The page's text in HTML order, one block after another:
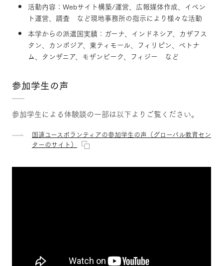
活動内容：Webサイト構築/運営、広報媒体作成、イベン
ト運営、調査 など現地事務所の指示により様々な活動
本学からの派遣国実績：ガーナ、インドネシア、カザフス
タン、カンボジア、東ティモール、フィリピン、ベトナ
ム、タンザニア、モザンビーク、フィジー など
参加学生の声
参加学生による体験談の一部は以下よりご覧ください。
国連ユースボランティアの参加学生の声（グローバル教育セン
ターのサイト）